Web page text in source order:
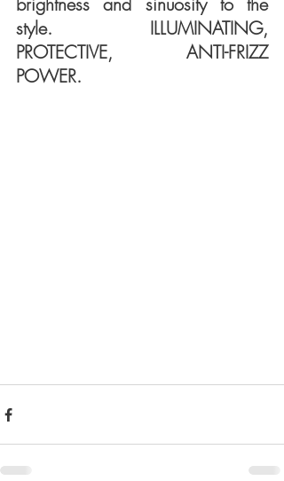
style. ILLUMINATING,
PROTECTIVE, ANTI-FRIZZ
POWER.